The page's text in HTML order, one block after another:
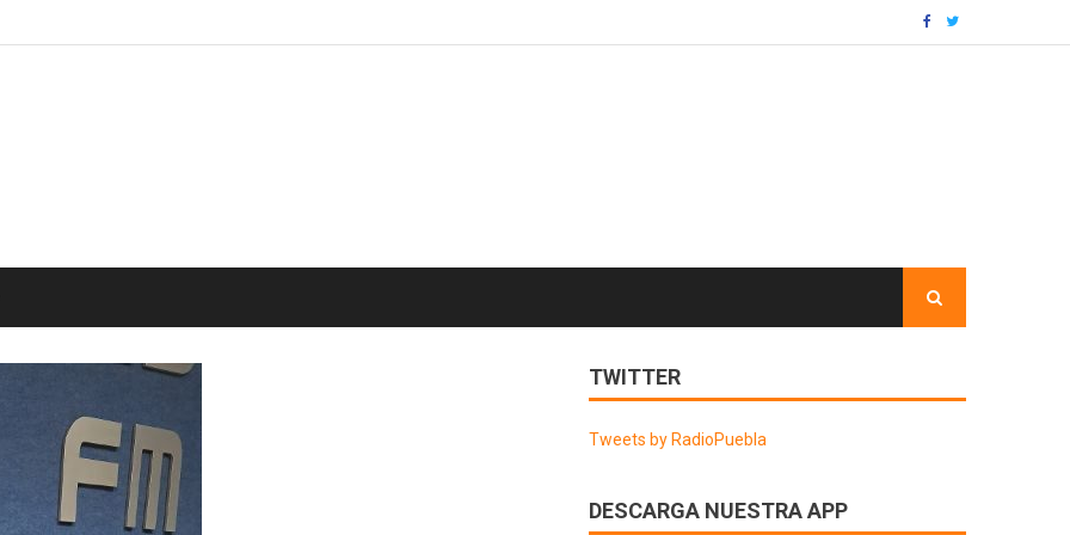
TWITTER
Tweets by RadioPuebla
DESCARGA NUESTRA APP